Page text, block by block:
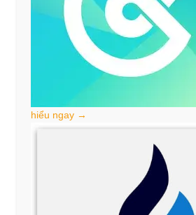
hiểu ngay →